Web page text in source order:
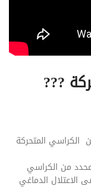
??‍?
الكراسي المتحركة
من الكراسي